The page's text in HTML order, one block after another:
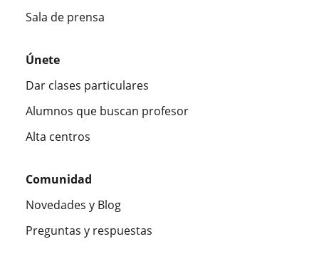
Sala de prensa
Únete
Dar clases particulares
Alumnos que buscan profesor
Alta centros
Comunidad
Novedades y Blog
Preguntas y respuestas